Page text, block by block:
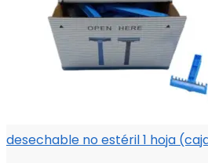
desechable no estéril 1 hoja